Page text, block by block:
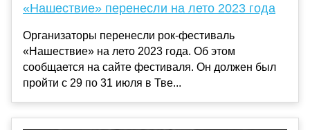
«Нашествие» перенесли на лето 2023 года
Организаторы перенесли рок-фестиваль
«Нашествие» на лето 2023 года. Об этом
сообщается на сайте фестиваля. Он должен был
пройти с 29 по 31 июля в Тве...